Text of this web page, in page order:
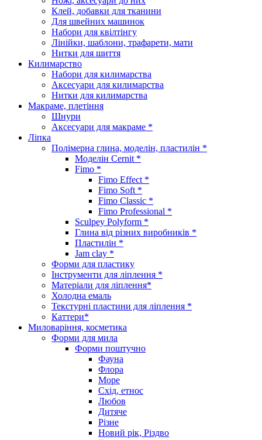
Клей, добавки для тканини
Для швейних машинок
Набори для квілтінгу
Лінійки, шаблони, трафарети, мати
Нитки для шиття
Килимарство
Набори для килимарства
Аксесуари для килимарства
Нитки для килимарства
Макраме, плетіння
Шнури
Аксесуари для макраме *
Ліпка
Полімерна глина, моделін, пластилін *
Моделін Cernit *
Fimo *
Fimo Effect *
Fimo Soft *
Fimo Classic *
Fimo Professional *
Sculpey Polyform *
Глина від різних виробників *
Пластилін *
Jam clay *
Форми для пластику
Інструменти для ліплення *
Матеріали для ліплення*
Холодна емаль
Текстурні пластини для ліплення *
Каттери*
Миловаріння, косметика
Форми для мила
Форми поштучно
Фауна
Флора
Море
Схід, етнос
Любов
Дитяче
Різне
Новий рік, Різдво